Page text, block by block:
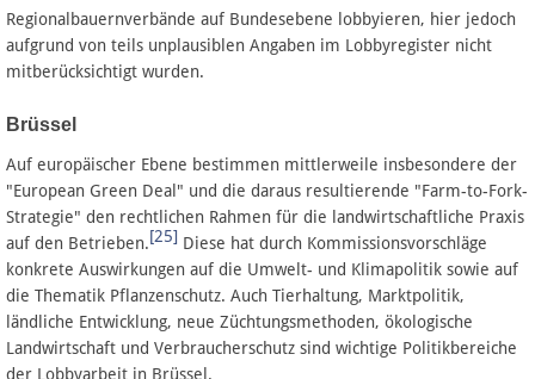
Regionalbauernverbände auf Bundesebene lobbyieren, hier jedoch
aufgrund von teils unplausiblen Angaben im Lobbyregister nicht
mitberücksichtigt wurden.
Brüssel
Auf europäischer Ebene bestimmen mittlerweile insbesondere der
"European Green Deal" und die daraus resultierende "Farm-to-Fork-
Strategie" den rechtlichen Rahmen für die landwirtschaftliche Praxis
auf den Betrieben.[25] Diese hat durch Kommissionsvorschläge
konkrete Auswirkungen auf die Umwelt- und Klimapolitik sowie auf
die Thematik Pflanzenschutz. Auch Tierhaltung, Marktpolitik,
ländliche Entwicklung, neue Züchtungsmethoden, ökologische
Landwirtschaft und Verbraucherschutz sind wichtige Politikbereiche
der Lobbyarbeit in Brüssel.